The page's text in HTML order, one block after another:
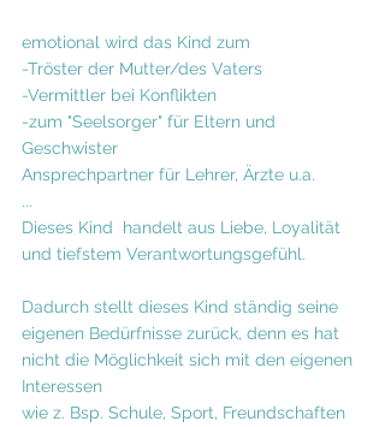
emotional wird das Kind zum
-Tröster der Mutter/des Vaters
-Vermittler bei Konflikten
-zum "Seelsorger" für Eltern und
Geschwister
Ansprechpartner für Lehrer, Ärzte u.a.
...
Dieses Kind  handelt aus Liebe, Loyalität
und tiefstem Verantwortungsgefühl.
Dadurch stellt dieses Kind ständig seine
eigenen Bedürfnisse zurück, denn es hat
nicht die Möglichkeit sich mit den eigenen
Interessen
wie z. Bsp. Schule, Sport, Freundschaften